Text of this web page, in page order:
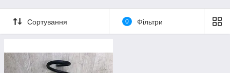
Сортування 0 Фільтри